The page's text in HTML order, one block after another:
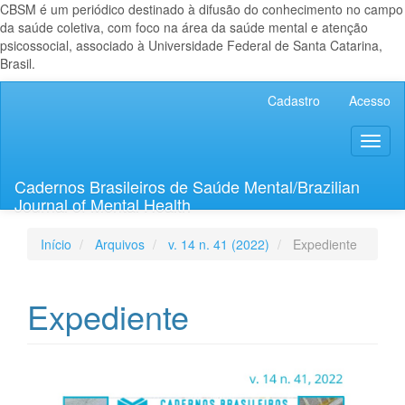
CBSM é um periódico destinado à difusão do conhecimento no campo
da saúde coletiva, com foco na área da saúde mental e atenção
psicossocial, associado à Universidade Federal de Santa Catarina,
Brasil.
Lateral
Cadastro Acesso
Cadernos Brasileiros de Saúde Mental/Brazilian
Journal of Mental Health
Início Arquivos v. 14 n. 41 (2022) Expediente
Expediente